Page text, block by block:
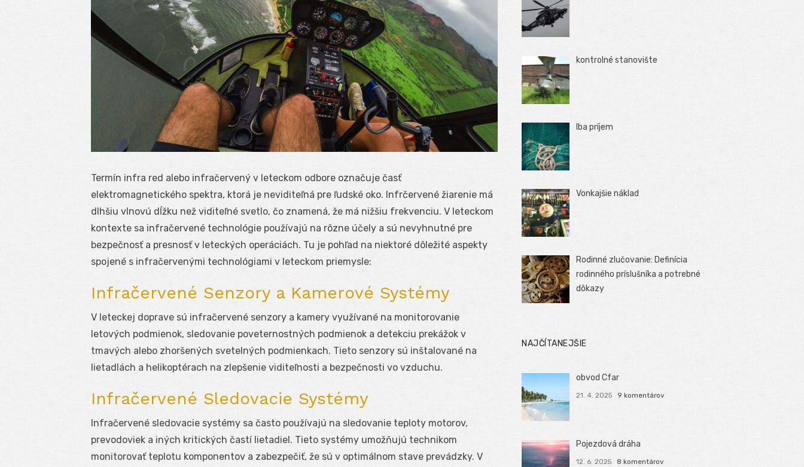
Termín infra red alebo infračervený v leteckom odbore označuje časť
elektromagnetického spektra, ktorá je neviditeľná pre ľudské oko. Infrčervené žiarenie má
dlhšiu vlnovú dĺžku než viditeľné svetlo, čo znamená, že má nižšiu frekvenciu. V leteckom
kontexte sa infračervené technológie používajú na rôzne účely a sú nevyhnutné pre
bezpečnosť a presnosť v leteckých operáciách. Tu je pohľad na niektoré dôležité aspekty
spojené s infračervenými technológiami v leteckom priemysle:
Infračervené Senzory a Kamerové Systémy
V leteckej doprave sú infračervené senzory a kamery využívané na monitorovanie
letových podmienok, sledovanie poveternostných podmienok a detekciu prekážok v
tmavých alebo zhoršených svetelných podmienkach. Tieto senzory sú inštalované na
lietadlách a helikoptérach na zlepšenie viditeľnosti a bezpečnosti vo vzduchu.
Infračervené Sledovacie Systémy
Infračervené sledovacie systémy sa často používajú na sledovanie teploty motorov,
prevodoviek a iných kritických častí lietadiel. Tieto systémy umožňujú technikom
monitorovať teplotu komponentov a zabezpečiť, že sú v optimálnom stave prevádzky. V
kontrolné stanovište
Iba príjem
Vonkajšie náklad
Rodinné zlučovanie: Definícia
rodinného príslušníka a potrebné
dôkazy
NAJČÍTANEJŠIE
obvod Cfar
21. 4. 2025 9 komentárov
Pojezdová dráha
12. 6. 2025 8 komentárov